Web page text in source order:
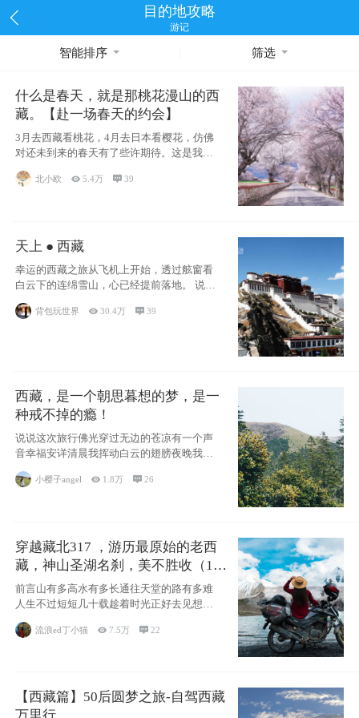
目的地攻略
游记
智能排序 筛选
什么是春天，就是那桃花漫山的西
藏。【赴一场春天的约会】
3月去西藏看桃花，4月去日本看樱花，仿佛
对还未到来的春天有了些许期待。这是我去
西藏前在备忘录里写下的话
北小欧  5.4万  39
天上 ● 西藏
幸运的西藏之旅从飞机上开始，透过舷窗看
白云下的连绵雪山，心已经提前落地。 说此
背包玩世界  30.4万  39
西藏，是一个朝思暮想的梦，是一
种戒不掉的瘾！
说说这次旅行佛光穿过无边的苍凉有一个声
音幸福安详清晨我挥动白云的翅膀夜晚我匍
匐在你的
小樱子angel  1.8万 26
穿越藏北317 ，游历最原始的老西
藏，神山圣湖名刹，美不胜收（11
天详细自驾攻略）
前言山有多高水有多长通往天堂的路有多难
人生不过短短几十载趁着时光正好去见想见
流浪ed丁小猫 7.5万 22
【西藏篇】50后圆梦之旅-自驾西藏